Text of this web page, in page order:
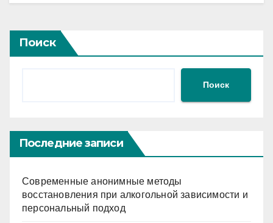
Поиск
Поиск
Последние записи
Современные анонимные методы
восстановления при алкогольной зависимости и
персональный подход